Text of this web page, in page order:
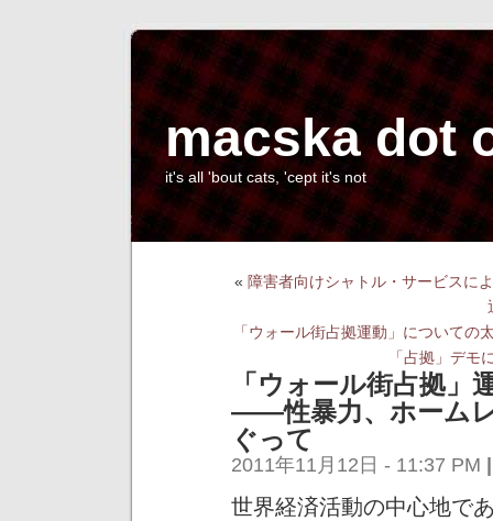
macska dot
it's all 'bout cats, 'cept it's not
« 障害者向けシャトル・サービス
「ウォール街占拠運動」について
「占拠」デモ
「ウォール街占拠」
――性暴力、ホーム
ぐって
2011年11月12日 - 11:37 PM
世界経済活動の中心地で